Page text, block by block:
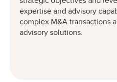
expertise and advisory
complex M&A transactions
advisory solutions.